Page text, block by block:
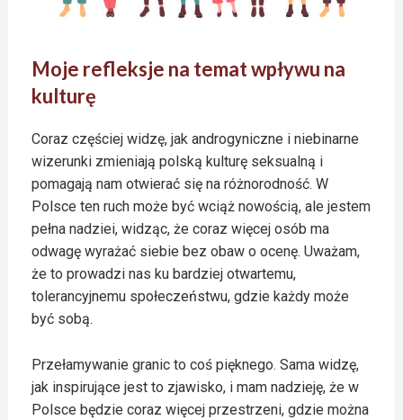
Moje refleksje na temat wpływu na
kulturę
Coraz częściej widzę, jak androgyniczne i niebinarne
wizerunki zmieniają polską kulturę seksualną i
pomagają nam otwierać się na różnorodność. W
Polsce ten ruch może być wciąż nowością, ale jestem
pełna nadziei, widząc, że coraz więcej osób ma
odwagę wyrażać siebie bez obaw o ocenę. Uważam,
że to prowadzi nas ku bardziej otwartemu,
tolerancyjnemu społeczeństwu, gdzie każdy może
być sobą.
Przełamywanie granic to coś pięknego. Sama widzę,
jak inspirujące jest to zjawisko, i mam nadzieję, że w
Polsce będzie coraz więcej przestrzeni, gdzie można